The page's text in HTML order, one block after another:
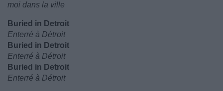
moi dans la ville
Buried in Detroit
Enterré à Détroit
Buried in Detroit
Enterré à Détroit
Buried in Detroit
Enterré à Détroit